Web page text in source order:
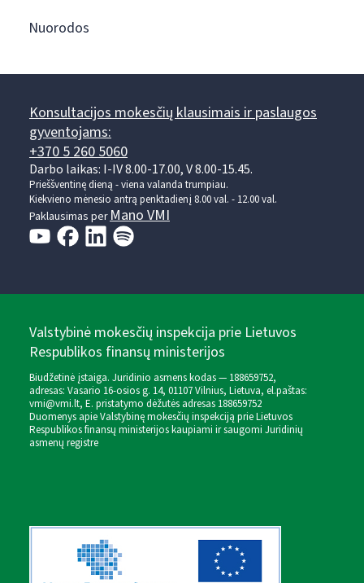
Nuorodos
Konsultacijos mokesčių klausimais ir paslaugos
gyventojams:
+370 5 260 5060
Darbo laikas: I-IV 8.00-17.00, V 8.00-15.45.
Prieššventinę dieną - viena valanda trumpiau.
Kiekvieno mėnesio antrą penktadienį 8.00 val. - 12.00 val.
Paklausimas perMano VMI
Valstybinė mokesčių inspekcija prie Lietuvos
Respublikos finansų ministerijos
Biudžetinė įstaiga. Juridinio asmens kodas — 188659752,
adresas: Vasario 16-osios g. 14, 01107 Vilnius, Lietuva, el.paštas:
vmi@vmi.lt, E. pristatymo dėžutės adresas 188659752
Duomenys apie Valstybinę mokesčių inspekciją prie Lietuvos
Respublikos finansų ministerijos kaupiami ir saugomi Juridinių
asmenų registre